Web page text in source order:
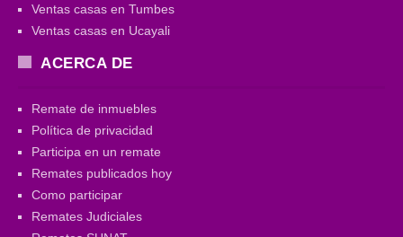
Ventas casas en Tumbes
Ventas casas en Ucayali
ACERCA DE
Remate de inmuebles
Política de privacidad
Participa en un remate
Remates publicados hoy
Como participar
Remates Judiciales